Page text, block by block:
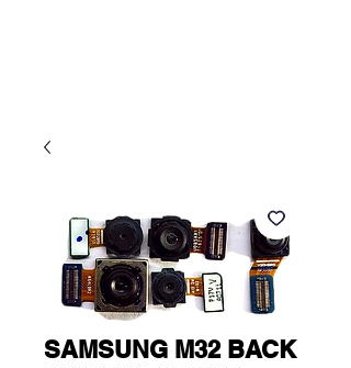
SAMSUNG M32 BACK